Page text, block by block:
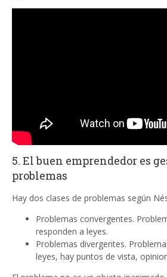
5. El buen emprendedor es
problemas
Hay dos clases de problemas según
Problemas convergentes.
responden a leyes.
Problemas divergentes.
leyes, hay puntos de vista,